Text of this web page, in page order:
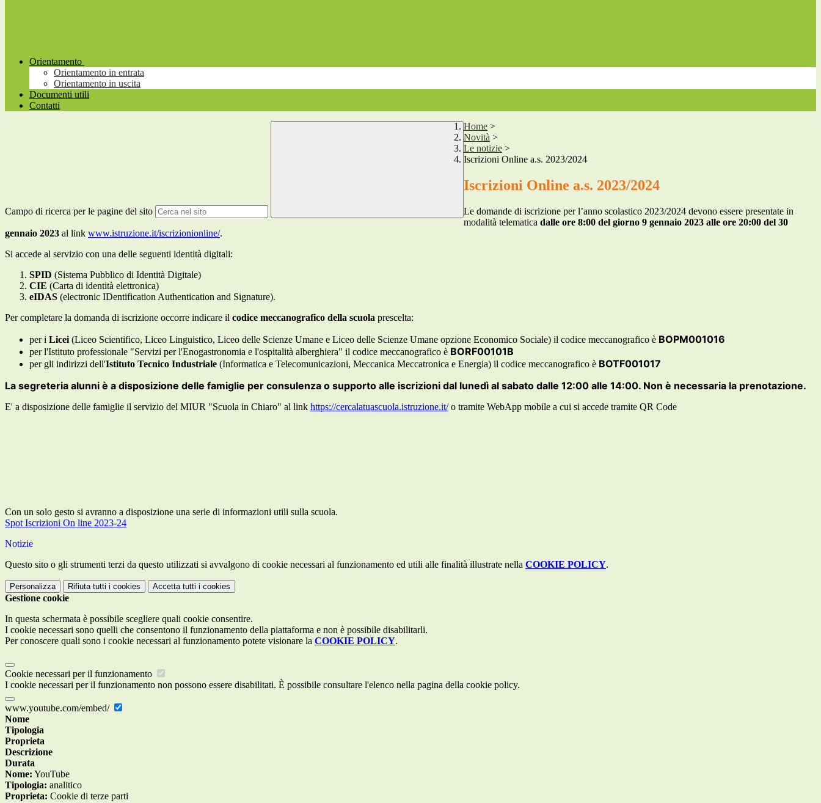
Orientamento
Orientamento in entrata
Orientamento in uscita
Documenti utili
Contatti
Campo di ricerca per le pagine del sito
Home >
Novità >
Le notizie >
Iscrizioni Online a.s. 2023/2024
Iscrizioni Online a.s. 2023/2024
Le domande di iscrizione per l’anno scolastico 2023/2024 devono essere presentate in
modalità telematica dalle ore 8:00 del giorno 9 gennaio 2023 alle ore 20:00 del 30
gennaio 2023 al link www.istruzione.it/iscrizionionline/.
Si accede al servizio con una delle seguenti identità digitali:
SPID (Sistema Pubblico di Identità Digitale)
CIE (Carta di identità elettronica)
eIDAS (electronic IDentification Authentication and Signature).
Per completare la domanda di iscrizione occorre indicare il codice meccanografico della scuola prescelta:
per i Licei (Liceo Scientifico, Liceo Linguistico, Liceo delle Scienze Umane e Liceo delle Scienze Umane opzione Economico Sociale) il codice meccanografico è BOPM001016
per l'Istituto professionale "Servizi per l'Enogastronomia e l'ospitalità alberghiera" il codice meccanografico è BORF00101B
per gli indirizzi dell'Istituto Tecnico Industriale (Informatica e Telecomunicazioni, Meccanica Meccatronica e Energia) il codice meccanografico è BOTF001017
La segreteria alunni è a disposizione delle famiglie per consulenza o supporto alle iscrizioni dal lunedì al sabato dalle 12:00 alle 14:00. Non è necessaria la prenotazione.
E' a disposizione delle famiglie il servizio del MIUR "Scuola in Chiaro" al link https://cercalatuascuola.istruzione.it/o tramite WebApp mobile a cui si accede tramite QR Code
Con un solo gesto si avranno a disposizione una serie di informazioni utili sulla scuola.
Spot Iscrizioni On line 2023-24
Notizie
Questo sito o gli strumenti terzi da questo utilizzati si avvalgono di cookie necessari al funzionamento ed utili alle finalità illustrate nella COOKIE POLICY.
Personalizza Rifiuta tutti i cookies Accetta tutti i cookies
Gestione cookie
In questa schermata è possibile scegliere quali cookie consentire.
I cookie necessari sono quelli che consentono il funzionamento della piattaforma e non è possibile disabilitarli.
Per conoscere quali sono i cookie necessari al funzionamento potete visionare la COOKIE POLICY.
Cookie necessari per il funzionamento
I cookie necessari per il funzionamento non possono essere disabilitati. È possibile consultare l'elenco nella pagina della cookie policy.
www.youtube.com/embed/
Nome
Tipologia
Proprieta
Descrizione
Durata
Nome: YouTube
Tipologia: analitico
Proprieta: Cookie di terze parti